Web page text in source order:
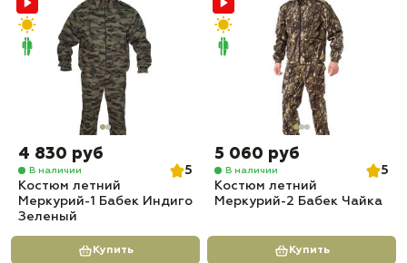
4 830 руб
В наличии
5
Костюм летний
Меркурий-1 Бабек Индиго
Зеленый
Купить
5 060 руб
В наличии
5
Костюм летний
Меркурий-2 Бабек Чайка
Купить